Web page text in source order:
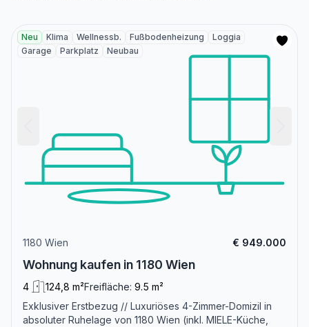
Neu Klima Wellnessb. Fußbodenheizung
Loggia
Garage
Parkplatz Neubau
1180 Wien € 949.000
Wohnung kaufen in 1180 Wien
4 124,8 m²Freifläche: 9.5 m²
Exklusiver Erstbezug // Luxuriöses 4-Zimmer-Domizil in
absoluter Ruhelage von 1180 Wien (inkl. MIELE-Küche,